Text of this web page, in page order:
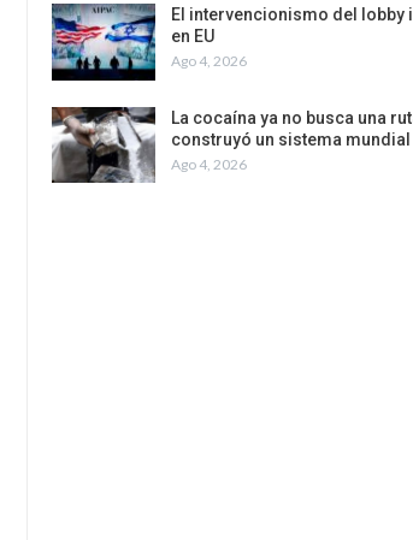
El intervencionismo del lobby
en EU
Ago 4, 2026
La cocaína ya no busca una
construyó un sistema mundial
Ago 4, 2026